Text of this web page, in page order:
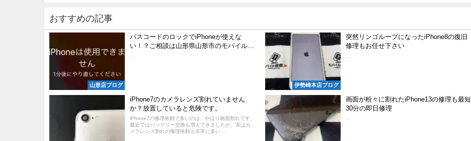
おすすめの記事
山形店ブログ
パスコードのロックでiPhoneが使えな
い！？ご相談は山形県山形市のモバイル…
伊勢崎本店ブログ
突然リンゴループになったiPhone8の復旧
修理もお任せ下さい
iPhone7のカメラレンズ割れていません
か？放置していると危険です。
iPhone7の修理依頼で多いのは、やはり画面割れです。
最近ではバッテリー交換も増えてきましたが、実はカ
メラレンズ割れの修理依頼も非常に多い...
画面が粉々に割れたiPhone13の修理も最短
30分の即日修理